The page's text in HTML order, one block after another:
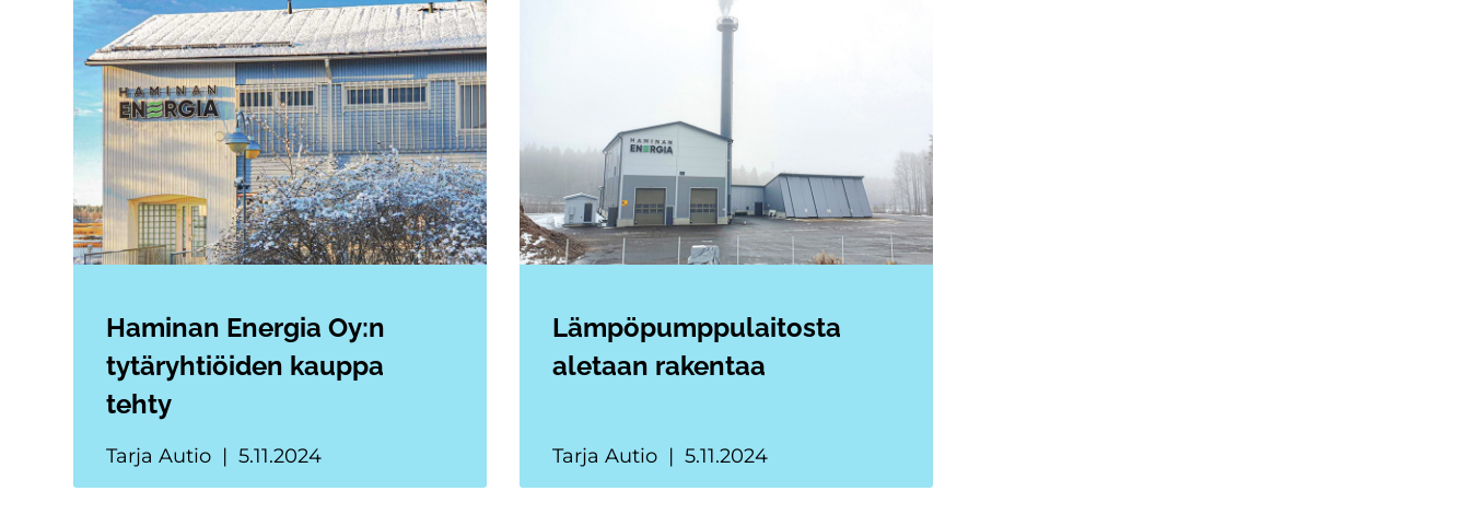
Haminan Energia Oy:n
tytäryhtiöiden kauppa
tehty
Tarja Autio 5.11.2024
Lämpöpumppulaitosta
aletaan rakentaa
Tarja Autio 5.11.2024